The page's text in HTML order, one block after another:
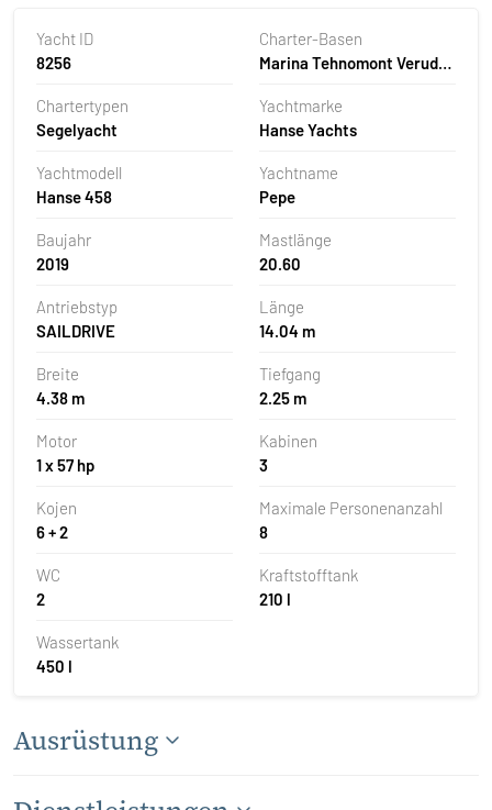
Yacht ID
8256
Charter-Basen
Marina Tehnomont Veruda,
Chartertypen
Segelyacht
Yachtmarke
Hanse Yachts
Yachtmodell
Hanse 458
Yachtname
Pepe
Baujahr
2019
Mastlänge
20.60
Antriebstyp
SAILDRIVE
Länge
14.04 m
Breite
4.38 m
Tiefgang
2.25 m
Motor
1 x 57 hp
Kabinen
3
Kojen
6 + 2
Maximale Personenanzahl
8
WC
2
Kraftstofftank
210 l
Wassertank
450 l
Ausrüstung